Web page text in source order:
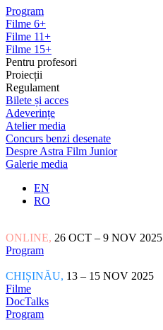
Program
Filme 6+
Filme 11+
Filme 15+
Pentru profesori
Proiecții
Regulament
Bilete și acces
Adeverințe
Atelier media
Concurs benzi desenate
Despre Astra Film Junior
Galerie media
EN
RO
ONLINE, 26 OCT – 9 NOV 2025
Program
CHIȘINĂU, 13 – 15 NOV 2025
Filme
DocTalks
Program